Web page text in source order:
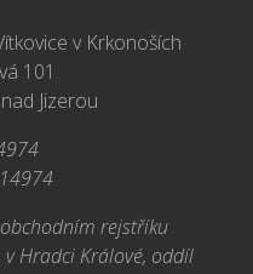
v Krkonoších
101
Jizerou
rejstříku
Hradci Králové, oddíl